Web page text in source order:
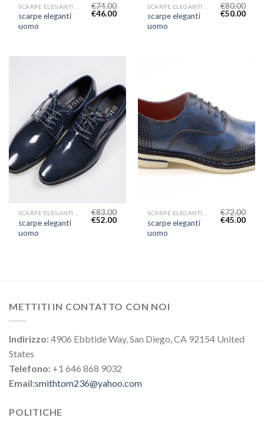
scarpe eleganti
uomo
€74.00
€46.00
scarpe eleganti
uomo
€80.00
€50.00
scarpe eleganti
uomo
€83.00
€52.00
scarpe eleganti
uomo
€72.00
€45.00
METTITI IN CONTATTO CON NOI
Indirizzo:4906 Ebbtide Way, San Diego, CA 92154 United
States
Telefono: +1 646 868 9032
Email:smithtom236@yahoo.com
POLITICHE